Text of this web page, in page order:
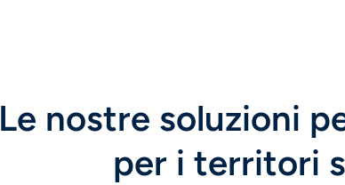
Le nostre soluzioni
per i territori